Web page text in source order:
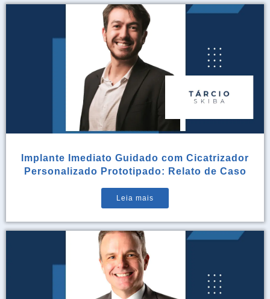
Implante Imediato Guidado com Cicatrizador
Personalizado Prototipado: Relato de Caso
Leia mais